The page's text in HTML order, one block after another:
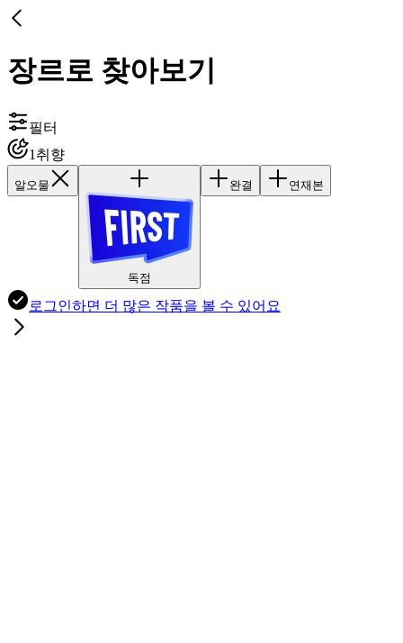
장르로 찾아보기
필터
1 취향
알오물
독점
완결 연재본
로그인하면 더 많은 작품을 볼 수 있어요